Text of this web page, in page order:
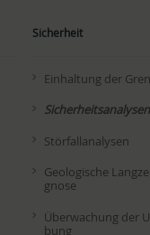
Sicherheit
Ein­hal­tung der
Si­cher­heits­ana­ly­sen
Stör­fall­ana­ly­sen
Geo­lo­gi­sche
gno­se
Über­wa­chung der
bung